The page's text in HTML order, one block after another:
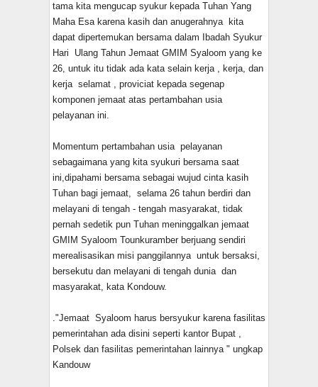
tama kita mengucap syukur kepada Tuhan Yang
Maha Esa karena kasih dan anugerahnya kita
dapat dipertemukan bersama dalam Ibadah Syukur
Hari Ulang Tahun Jemaat GMIM Syaloom yang ke
26, untuk itu tidak ada kata selain kerja , kerja, dan
kerja selamat , proviciat kepada segenap
komponen jemaat atas pertambahan usia
pelayanan ini.
Momentum pertambahan usia pelayanan
sebagaimana yang kita syukuri bersama saat
ini,dipahami bersama sebagai wujud cinta kasih
Tuhan bagi jemaat, selama 26 tahun berdiri dan
melayani di tengah - tengah masyarakat, tidak
pernah sedetik pun Tuhan meninggalkan jemaat
GMIM Syaloom Tounkuramber berjuang sendiri
merealisasikan misi panggilannya untuk bersaksi,
bersekutu dan melayani di tengah dunia dan
masyarakat, kata Kondouw.
."Jemaat Syaloom harus bersyukur karena fasilitas
pemerintahan ada disini seperti kantor Bupat ,
Polsek dan fasilitas pemerintahan lainnya " ungkap
Kandouw